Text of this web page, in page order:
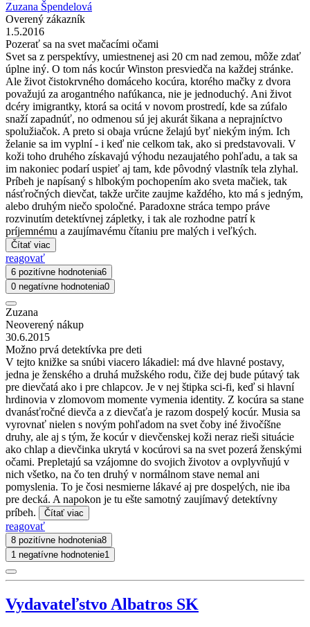
Zuzana Špendelová
Overený zákazník
1.5.2016
Pozerať sa na svet mačacími očami
Svet sa z perspektívy, umiestnenej asi 20 cm nad zemou, môže zdať
úplne iný. O tom nás kocúr Winston presviedča na každej stránke.
Ale život čistokrvného domáceho kocúra, ktorého mačky z dvora
považujú za arogantného nafúkanca, nie je jednoduchý. Ani život
dcéry imigrantky, ktorá sa ocitá v novom prostredí, kde sa zúfalo
snaží zapadnúť, no odmenou sú jej akurát šikana a neprajníctvo
spolužiačok. A preto si obaja vrúcne želajú byť niekým iným. Ich
želanie sa im vyplní - i keď nie celkom tak, ako si predstavovali. V
koži toho druhého získavajú výhodu nezaujatého pohľadu, a tak sa
im nakoniec podarí uspieť aj tam, kde pôvodný vlastník tela zlyhal.
Príbeh je napísaný s hlbokým pochopením ako sveta mačiek, tak
násťročných dievčat, takže určite zaujme každého, kto má s jedným,
alebo druhým niečo spoločné. Paradoxne stráca tempo práve
rozvinutím detektívnej zápletky, i tak ale rozhodne patrí k
príjemnému a zaujímavému čítaniu pre malých i veľkých.
Čítať viac
reagovať
6 pozitívne hodnotenia6
0 negatívne hodnotenia0
Zuzana
Neoverený nákup
30.6.2015
Možno prvá detektívka pre deti
V tejto knižke sa snúbi viacero lákadiel: má dve hlavné postavy,
jedna je ženského a druhá mužského rodu, čiže dej bude pútavý tak
pre dievčatá ako i pre chlapcov. Je v nej štipka sci-fi, keď si hlavní
hrdinovia v zlomovom momente vymenia identity. Z kocúra sa stane
dvanásťročné dievča a z dievčaťa je razom dospelý kocúr. Musia sa
vyrovnať nielen s novým pohľadom na svet čoby iné živočíšne
druhy, ale aj s tým, že kocúr v dievčenskej koži neraz rieši situácie
ako chlap a dievčinka ukrytá v kocúrovi sa na svet pozerá ženskými
očami. Prepletajú sa vzájomne do svojich životov a ovplyvňujú v
nich všetko, na čo ten druhý v normálnom stave nemal ani
pomyslenia. To je čosi nesmierne lákavé aj pre dospelých, nie iba
pre decká. A napokon je tu ešte samotný zaujímavý detektívny
príbeh.
Čítať viac
reagovať
8 pozitívne hodnotenia8
1 negatívne hodnotenie1
Vydavateľstvo Albatros SK